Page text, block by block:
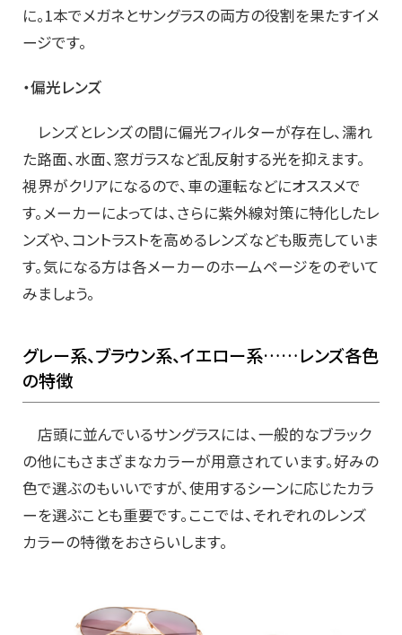
に。1本でメガネとサングラスの両方の役割を果たすイメ
ージです。
・偏光レンズ
レンズとレンズの間に偏光フィルターが存在し、濡れ
た路面、水面、窓ガラスなど乱反射する光を抑えます。
視界がクリアになるので、車の運転などにオススメで
す。メーカーによっては、さらに紫外線対策に特化したレ
ンズや、コントラストを高めるレンズなども販売していま
す。気になる方は各メーカーのホームページをのぞいて
みましょう。
グレー系、ブラウン系、イエロー系……レンズ各色
の特徴
店頭に並んでいるサングラスには、一般的なブラック
の他にもさまざまなカラーが用意されています。好みの
色で選ぶのもいいですが、使用するシーンに応じたカラ
ーを選ぶことも重要です。ここでは、それぞれのレンズ
カラーの特徴をおさらいします。